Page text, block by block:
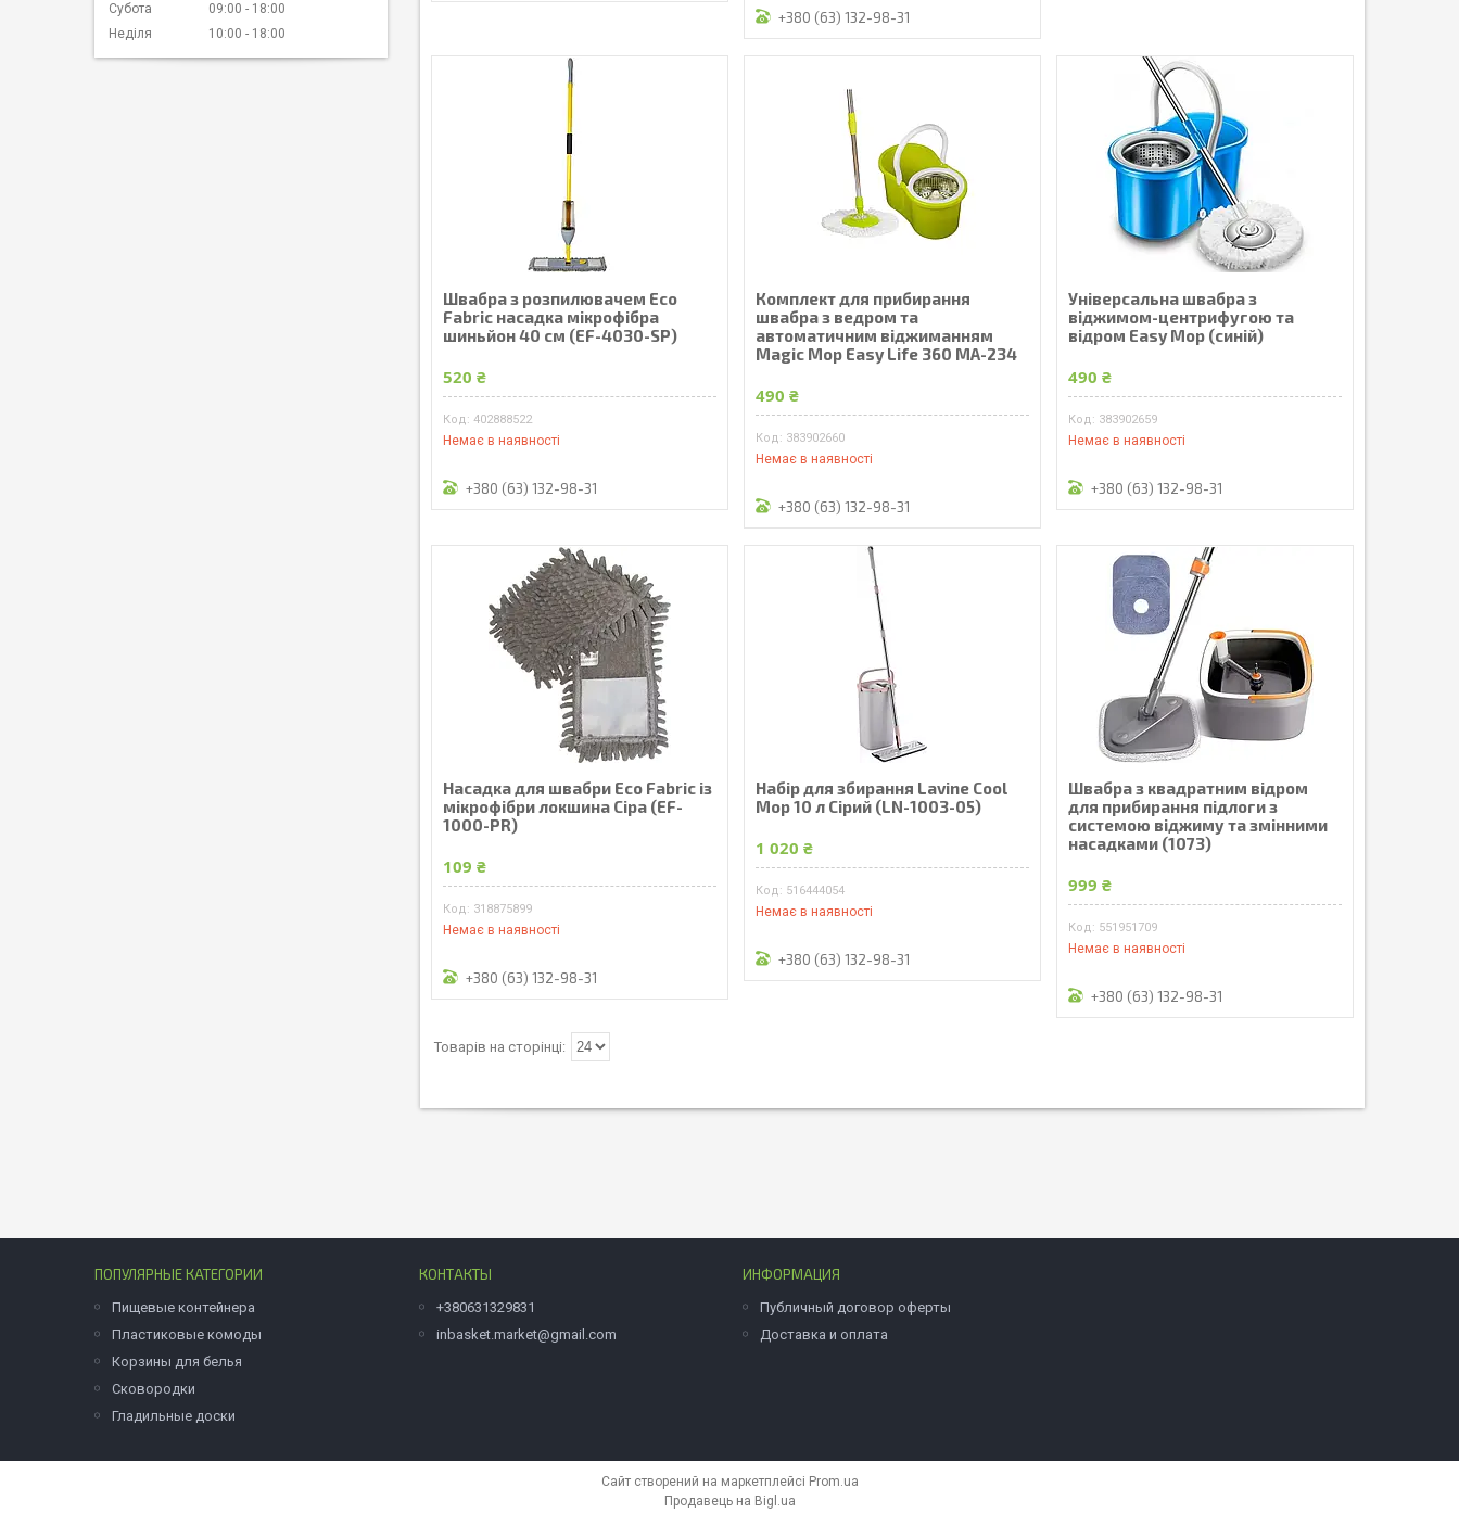
+380 (63) 132-98-31
Швабра з розпилювачем Eco
Fabric насадка мікрофібра
шиньйон 40 см (EF-4030-SP)
520 ₴
402888522
Немає в наявності
+380 (63) 132-98-31
Комплект для прибирання
швабра з ведром та
автоматичним віджиманням
Magic Mop Easy Life 360 ​​MA-234
490 ₴
383902660
Немає в наявності
+380 (63) 132-98-31
Універсальна швабра з
віджимом-центрифугою та
відром Easy Mop (синій)
490 ₴
383902659
Немає в наявності
+380 (63) 132-98-31
Насадка для швабри Eco Fabric із
мікрофібри локшина Сіра (EF-
1000-PR)
109 ₴
318875899
Немає в наявності
+380 (63) 132-98-31
Набір для збирання Lavine Cool
Mop 10 л Сірий (LN-1003-05)
1 020 ₴
516444054
Немає в наявності
+380 (63) 132-98-31
Швабра з квадратним відром
для прибирання підлоги з
системою віджиму та змінними
насадками (1073)
999 ₴
551951709
Немає в наявності
+380 (63) 132-98-31
Субота
09:00
18:00
Неділя
10:00 18:00
ПОПУЛЯРНЫЕ КАТЕГОРИИ
Пищевые контейнера
Пластиковые комоды
Корзины для белья
Сковородки
Гладильные доски
КОНТАКТЫ
+380631329831
inbasket.market@gmail.com
ИНФОРМАЦИЯ
Публичный договор оферты
Доставка и оплата
Сайт створений на маркетплейсі Prom.ua
Продавець на Bigl.ua